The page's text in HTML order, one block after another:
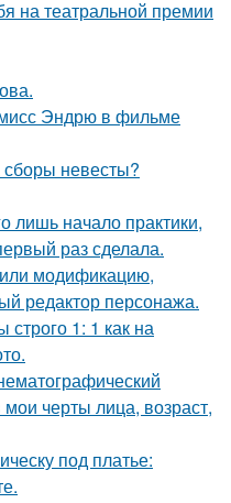
на театральной премии
Эндрю в фильме
невесты?
лишь начало практики,
раз сделала.
модификацию,
редактор персонажа.
1: 1 как на
черты лица, возраст,
под платье: